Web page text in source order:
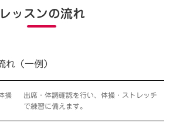
レッスンの流れ
（一例）
操
出席・体調確認を行い、体操・ストレッチ
で練習に備えます。